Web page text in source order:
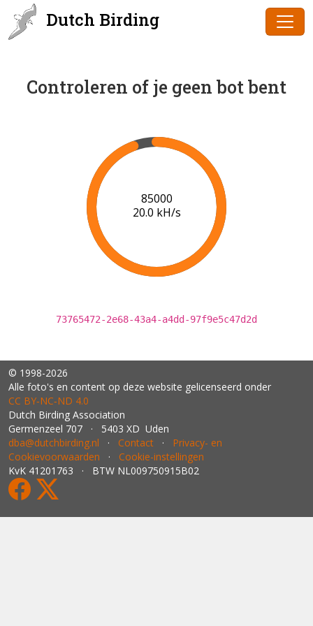
Dutch Birding
Controleren of je geen bot bent
87705
20.2 kH/s
73765472-2e68-43a4-a4dd-97f9e5c47d2d
© 1998-2026
Alle foto's en content op deze website gelicenseerd onder
CC BY‑NC‑ND 4.0
Dutch Birding Association
Germenzeel 707 · 5403 XD Uden
dba@dutchbirding.nl · Contact · Privacy- en
Cookievoorwaarden · Cookie-instellingen
KvK 41201763 · BTW NL009750915B02